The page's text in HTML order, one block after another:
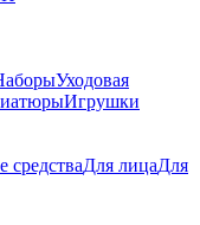
Уходовая
Игрушки
Для лицаДля